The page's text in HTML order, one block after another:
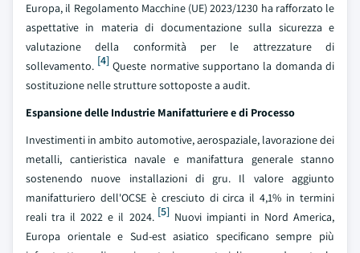
Europa, il Regolamento Macchine (UE) 2023/1230 ha rafforzato le
aspettative in materia di documentazione sulla sicurezza e
valutazione della conformità per le attrezzature di
sollevamento. [4] Queste normative supportano la domanda di
sostituzione nelle strutture sottoposte a audit.
Espansione delle Industrie Manifatturiere e di Processo
Investimenti in ambito automotive, aerospaziale, lavorazione dei
metalli, cantieristica navale e manifattura generale stanno
sostenendo nuove installazioni di gru. Il valore aggiunto
manifatturiero dell'OCSE è cresciuto di circa il 4,1% in termini
reali tra il 2022 e il 2024. [5]Nuovi impianti in Nord America,
Europa orientale e Sud-est asiatico specificano sempre più